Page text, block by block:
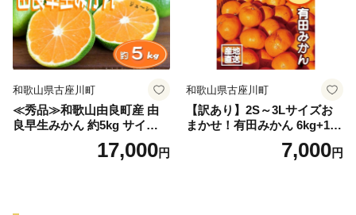
和歌山県古座川町
≪秀品≫和歌山由良町産 由
良早生みかん 約5kg サイズお
まかせ【sml106C】17,000円
和歌山県古座川町
【訳あり】2S～3Lサイズお
まかせ！有田みかん 6kg+1kg
保証分 11月から12月下旬ま
でに順次発送致します。 / 訳
7,000円